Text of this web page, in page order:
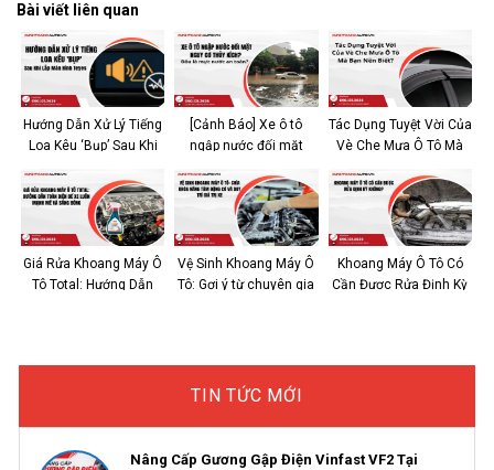
Bài viết liên quan
Hướng Dẫn Xử Lý Tiếng
Loa Kêu ‘Bụp’ Sau Khi
[Cảnh Báo] Xe ô tô
ngập nước đối mặt
ý từ chuyên gia
Tác Dụng Tuyệt Vời Của
Vè Che Mưa Ô Tô Mà
Giá Rửa Khoang Máy Ô
Tô Total: Hướng Dẫn
Vệ Sinh Khoang Máy Ô
Tô: Gợi ý từ chuyên gia
Khoang Máy Ô Tô Có
Cần Được Rửa Định Kỳ
TIN TỨC MỚI
Nâng Cấp Gương Gập Điện Vinfast VF2 Tại